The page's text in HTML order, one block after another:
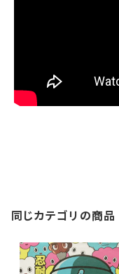
同じカテゴリの商品